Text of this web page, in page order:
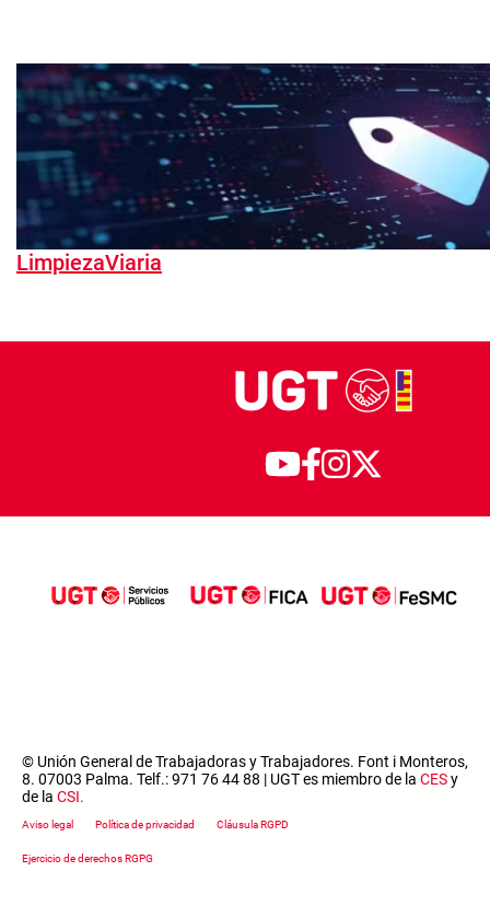
LimpiezaViaria
© Unión General de Trabajadoras y Trabajadores. Font i Monteros,
8. 07003 Palma. Telf.: 971 76 44 88 | UGT es miembro de la CESy
de la CSI.
Footer menu
Aviso legal Política de privacidad Cláusula RGPD
Ejercicio de derechos RGPG